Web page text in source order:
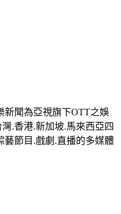
新聞為亞視旗下OTT之娛
.香港.新加坡.馬來西亞四
藝節目.戲劇.直播的多媒體